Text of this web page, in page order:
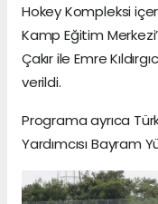
Hokey Kompleksi
Kamp Eğitim
Çakır ile Emre
verildi.
Programa ayrıca
Yardımcısı Bayram